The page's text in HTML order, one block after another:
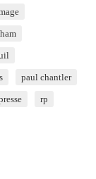
paul chantler
rp